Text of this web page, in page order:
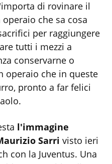
di rovinare il
che sa cosa
per raggiungere
tutti i mezzi a
conservarne o
operaio che in queste
pronto a far felici
l'immagine
Sarri visto ieri
con la Juventus. Una